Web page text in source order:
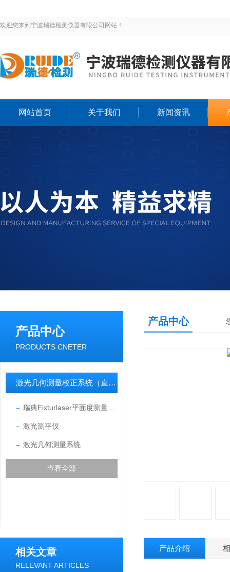
欢迎您来到宁波瑞德检测仪器有限公司网站！
网站首页 关于我们 新闻资讯
产品中心
PRODUCTS CNETER
激光几何测量校正系统（直线度/平面度/垂直度/孔同心度）
激光测平仪
激光几何测量系统
查看全部
相关文章
RELEVANT ARTICLES
产品中心
产品介绍